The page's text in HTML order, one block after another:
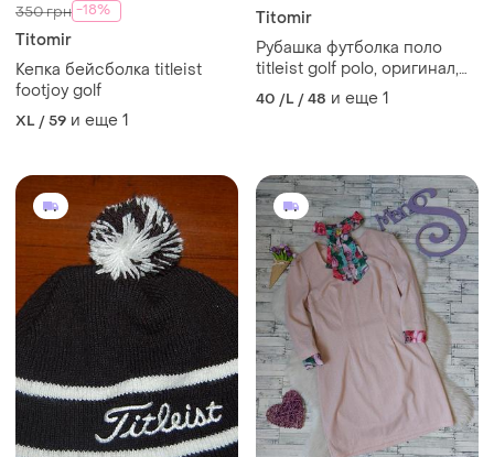
350 грн -18%
Titomir
Кепка бейсболка titleist
footjoy golf
XL / 59 и еще 1
Titomir
Рубашка футболка поло
titleist golf polo, оригинал,
на 52 р (l)
40 /L / 48 и еще 1